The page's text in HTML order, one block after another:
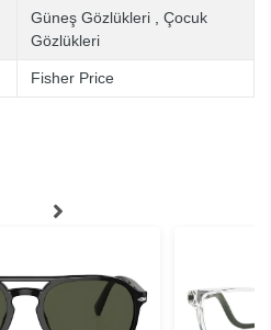
Güneş Gözlükleri
Çocuk
Gözlükleri
Fisher Price